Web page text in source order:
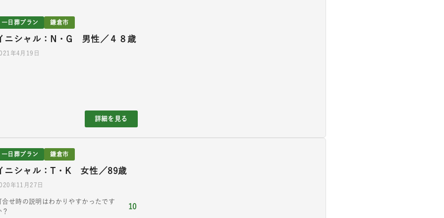
一日葬プラン 鎌倉市
ニシャル：N・G 男性／４８歳
年4月19日
詳細を見る
一日葬プラン 鎌倉市
ニシャル：T・K 女性／89歳
年11月27日
合せ時の説明はわかりやすかったです
？
10